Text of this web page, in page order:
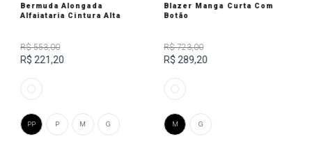
Bermuda Alongada
Alfaiataria Cintura Alta
R$ 553,00
R$ 221,20
G
M
P
PP
Blazer Manga Curta Com
Botão
R$ 723,00
R$ 289,20
G
M